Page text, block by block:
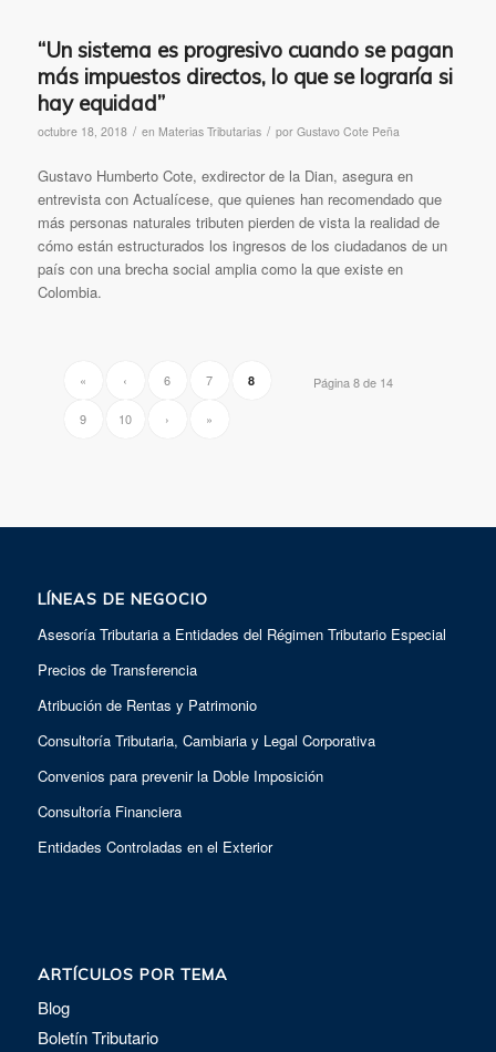
“Un sistema es progresivo cuando se pagan
más impuestos directos, lo que se lograría si
hay equidad”
octubre 18, 2018 / en Materias Tributarias / por Gustavo Cote Peña
Gustavo Humberto Cote, exdirector de la Dian, asegura en
entrevista con Actualícese, que quienes han recomendado que
más personas naturales tributen pierden de vista la realidad de
cómo están estructurados los ingresos de los ciudadanos de un
país con una brecha social amplia como la que existe en
Colombia.
Página 8 de 14
« ‹ 6 7 8
9 10 › »
LÍNEAS DE NEGOCIO
Asesoría Tributaria a Entidades del Régimen Tributario Especial
Precios de Transferencia
Atribución de Rentas y Patrimonio
Consultoría Tributaria, Cambiaria y Legal Corporativa
Convenios para prevenir la Doble Imposición
Consultoría Financiera
Entidades Controladas en el Exterior
ARTÍCULOS POR TEMA
Blog
Boletín Tributario